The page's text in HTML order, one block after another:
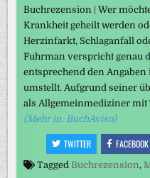
Buchrezension | Wer
Krankheit geheilt werden
Herzinfarkt, Schlaganfall
Fuhrman verspricht genau
entsprechend den
umstellt. Aufgrund seiner
als Allgemeinmediziner mit
(Mehr in: BuchAviso)
TWITTER FACEBOOK
Tagged Buchrezension,